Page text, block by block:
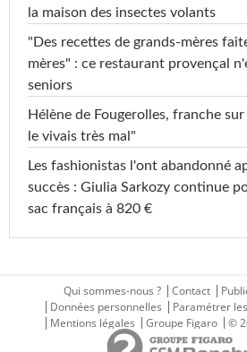
la maison des insectes volants
"Des recettes de grands-mères
mères" : ce restaurant provençal
seniors
Hélène de Fougerolles, franche
le vivais très mal"
Les fashionistas l'ont abandonné
succès : Giulia Sarkozy continue
sac français à 820 €
Qui sommes-nous ? Contact
Données personnelles
Paramétrer
Mentions légales
Groupe Figaro ©